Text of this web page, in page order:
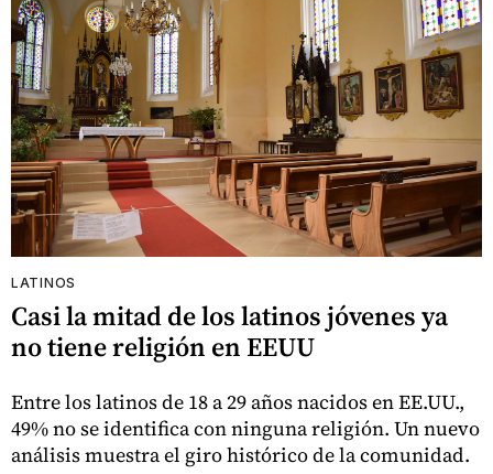
LATINOS
Casi la mitad de los latinos jóvenes ya
no tiene religión en EEUU
Entre los latinos de 18 a 29 años nacidos en EE.UU.,
49% no se identifica con ninguna religión. Un nuevo
análisis muestra el giro histórico de la comunidad.